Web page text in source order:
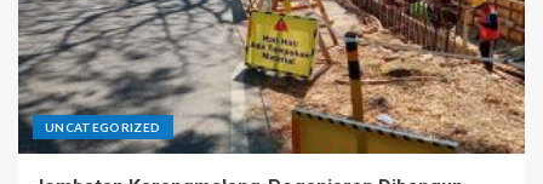
UNCATEGORIZED